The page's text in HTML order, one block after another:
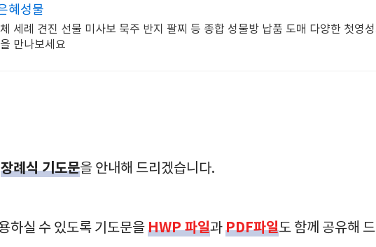
혜성물
세례 견진 선물 미사보 묵주 반지 팔찌 등 종합 성물방 납품 도매 다양한 첫영
만나보세요
장례식 기도문을 안내해 드리겠습니다.
하실 수 있도록 기도문을HWP 파일과PDF파일도 함께 공유해